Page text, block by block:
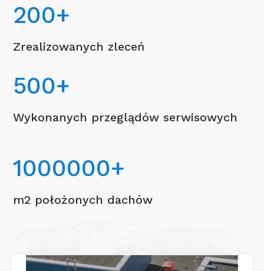
200+
Zrealizowanych zleceń
500+
Wykonanych przeglądów serwisowych
1000000+
m2 położonych dachów